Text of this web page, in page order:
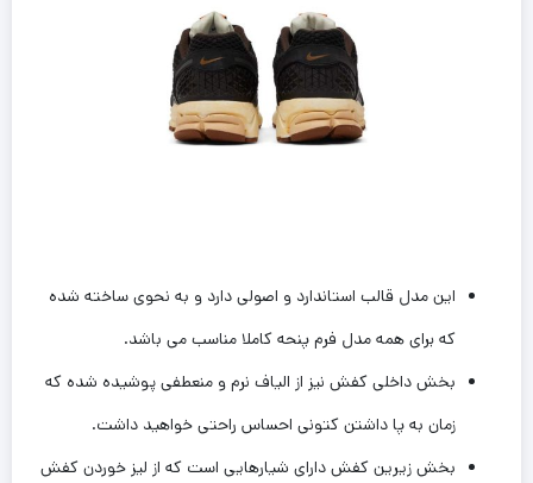
این ‌مدل قالب استاندارد و اصولی دارد و به نحوی ساخته شده
که برای همه مدل فرم‌ پنحه کاملا مناسب می باشد.
بخش داخلی کفش نیز از الیاف نرم و منعطفی پوشیده شده که
زمان به پا داشتن کتونی احساس راحتی خواهید داشت.
بخش زیرین کفش دارای شیارهایی است که از لیز خوردن کفش